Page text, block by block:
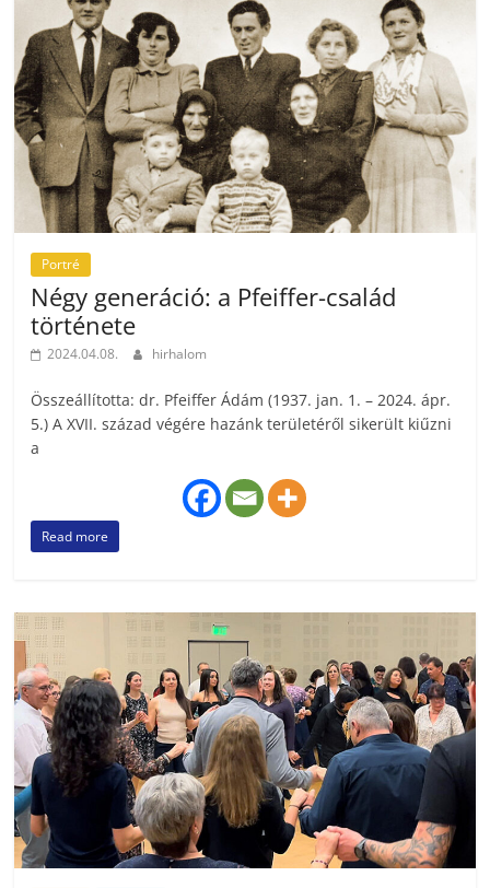
Portré
Négy generáció: a Pfeiffer-család
története
2024.04.08. hirhalom
Összeállította: dr. Pfeiffer Ádám (1937. jan. 1. – 2024. ápr.
5.) A XVII. század végére hazánk területéről sikerült kiűzni
a
Read more